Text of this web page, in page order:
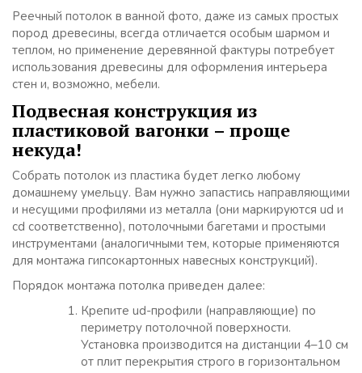
Реечный потолок в ванной фото, даже из самых простых
пород древесины, всегда отличается особым шармом и
теплом, но применение деревянной фактуры потребует
использования древесины для оформления интерьера
стен и, возможно, мебели.
Подвесная конструкция из
пластиковой вагонки – проще
некуда!
Собрать потолок из пластика будет легко любому
домашнему умельцу. Вам нужно запастись направляющими
и несущими профилями из металла (они маркируются ud и
cd соответственно), потолочными багетами и простыми
инструментами (аналогичными тем, которые применяются
для монтажа гипсокартонных навесных конструкций).
Порядок монтажа потолка приведен далее:
Крепите ud-профили (направляющие) по
периметру потолочной поверхности.
Установка производится на дистанции 4–10 см
от плит перекрытия строго в горизонтальном